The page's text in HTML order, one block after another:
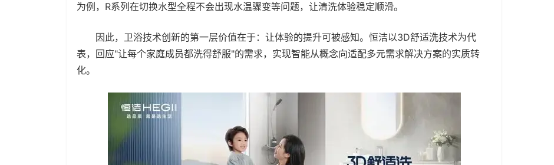
为例，R系列在切换水型全程不会出现水温骤变等问题，让清洗体验稳定顺滑。
因此，卫浴技术创新的第一层价值在于：让体验的提升可被感知。恒洁以3D舒适洗技术为代
表，回应"让每个家庭成员都洗得舒服"的需求，实现智能从概念向适配多元需求解决方案的实质转
化。